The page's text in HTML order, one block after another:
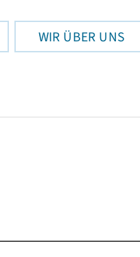
WIR ÜBER UNS